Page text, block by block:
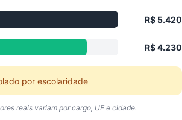
R$ 5.420
R$ 4.230
por escolaridade
reais variam por cargo, UF e cidade.